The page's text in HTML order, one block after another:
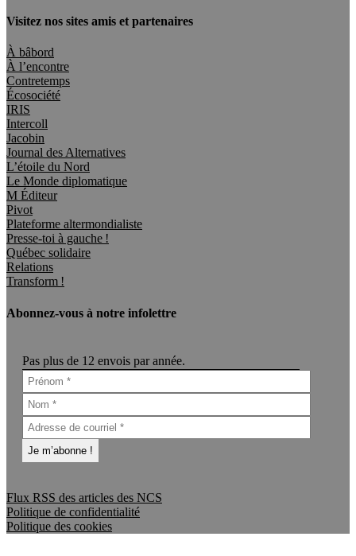
Visitez nos sites amis et partenaires
À bâbord
À l’encontre
Contretemps
Écosociété
IRIS
Intercoll
Jacobin
Journal des Alternatives
L’étoile du Nord
Le Monde diplomatique
M Éditeur
Pivot
Plateforme altermondialiste
Presse-toi à gauche !
Québec solidaire
Relations
Transform !
Abonnez-vous à notre infolettre
Pas plus de 12 envois par année.
Flux RSS des articles des NCS
Politique de confidentialité
Politique des cookies